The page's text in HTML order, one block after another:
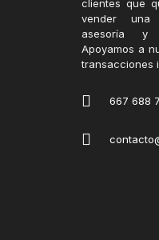
clientes que
vender una
asesoría y
Apoyamos a
transacciones
667 688